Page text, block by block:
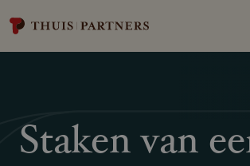
Staken van